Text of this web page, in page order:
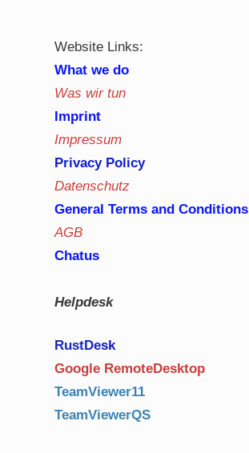
Website Links:
What we do
Was wir tun
Imprint
Impressum
Privacy Policy
Datenschutz
General Terms and Conditions
AGB
Chatus
Helpdesk
RustDesk
Google RemoteDesktop
TeamViewer11
TeamViewerQS